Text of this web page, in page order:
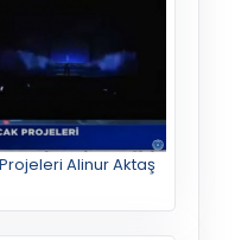
Alinur Aktaş